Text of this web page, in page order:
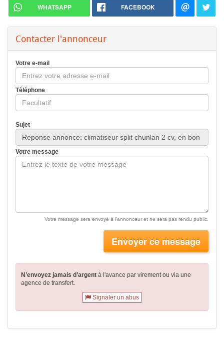
WHATSAPP FACEBOOK
Contacter l'annonceur
Votre e-mail
Téléphone
Sujet
Votre message
Votre message sera envoyé à l'annonceur et ne sera pas rendu public.
Envoyer ce message
N’envoyez jamais d’argent à l'avance par virementou via une
agence de transfert.
Signaler un abus